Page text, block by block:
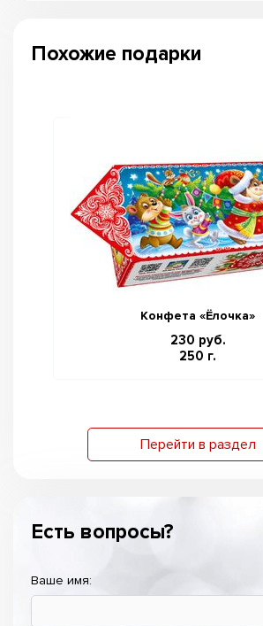
Похожие подарки
Конфета «Ёлочка»
230 руб.
250 г.
Перейти в раздел
Есть вопросы?
Ваше имя: